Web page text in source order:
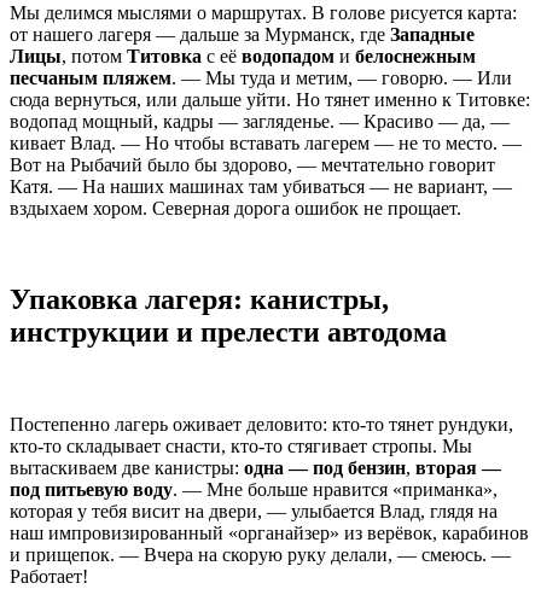
Мы делимся мыслями о маршрутах. В голове рисуется карта:
от нашего лагеря — дальше за Мурманск, где Западные
Лицы, потом Титовка с её водопадом и белоснежным
песчаным пляжем. — Мы туда и метим, — говорю. — Или
сюда вернуться, или дальше уйти. Но тянет именно к Титовке:
водопад мощный, кадры — загляденье. — Красиво — да, —
кивает Влад. — Но чтобы вставать лагерем — не то место. —
Вот на Рыбачий было бы здорово, — мечтательно говорит
Катя. — На наших машинах там убиваться — не вариант, —
вздыхаем хором. Северная дорога ошибок не прощает.
Упаковка лагеря: канистры,
инструкции и прелести автодома
Постепенно лагерь оживает деловито: кто-то тянет рундуки,
кто-то складывает снасти, кто-то стягивает стропы. Мы
вытаскиваем две канистры: одна — под бензин, вторая —
под питьевую воду. — Мне больше нравится «приманка»,
которая у тебя висит на двери, — улыбается Влад, глядя на
наш импровизированный «органайзер» из верёвок, карабинов
и прищепок. — Вчера на скорую руку делали, — смеюсь. —
Работает!